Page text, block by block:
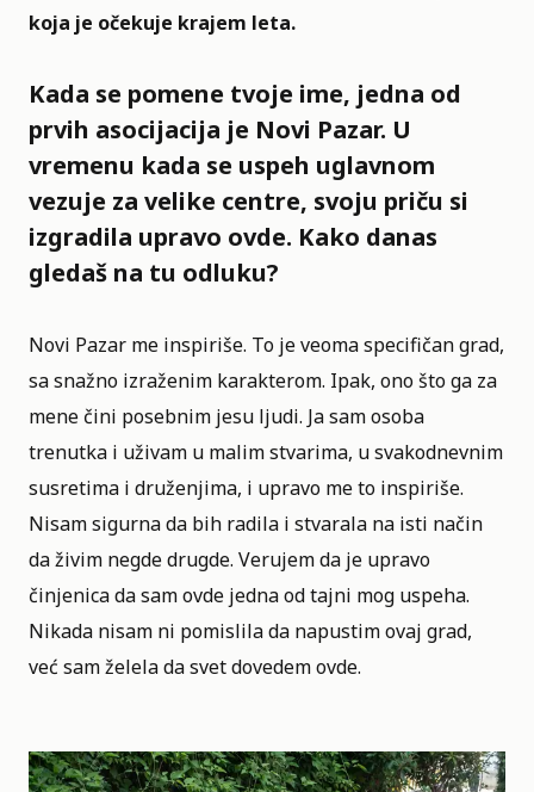
koja je očekuje krajem leta.
Kada se pomene tvoje ime, jedna od
prvih asocijacija je Novi Pazar. U
vremenu kada se uspeh uglavnom
vezuje za velike centre, svoju priču si
izgradila upravo ovde. Kako danas
gledaš na tu odluku?
Novi Pazar me inspiriše. To je veoma specifičan grad,
sa snažno izraženim karakterom. Ipak, ono što ga za
mene čini posebnim jesu ljudi. Ja sam osoba
trenutka i uživam u malim stvarima, u svakodnevnim
susretima i druženjima, i upravo me to inspiriše.
Nisam sigurna da bih radila i stvarala na isti način
da živim negde drugde. Verujem da je upravo
činjenica da sam ovde jedna od tajni mog uspeha.
Nikada nisam ni pomislila da napustim ovaj grad,
već sam želela da svet dovedem ovde.